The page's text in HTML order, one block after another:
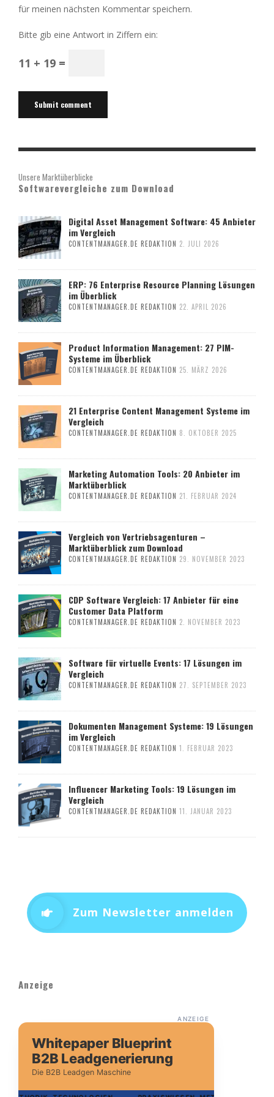
für meinen nächsten Kommentar speichern.
Bitte gib eine Antwort in Ziffern ein:
11 + 19 =
Unsere Marktüberblicke
Softwarevergleiche zum Download
Digital Asset Management Software: 45 Anbieter
im Vergleich
CONTENTMANAGER.DE REDAKTION 2. JULI 2026
ERP: 76 Enterprise Resource Planning Lösungen
im Überblick
CONTENTMANAGER.DE REDAKTION 22. APRIL 2026
Product Information Management: 27 PIM-
Systeme im Überblick
CONTENTMANAGER.DE REDAKTION 25. MÄRZ 2026
21 Enterprise Content Management Systeme im
Vergleich
CONTENTMANAGER.DE REDAKTION 8. OKTOBER 2025
Marketing Automation Tools: 20 Anbieter im
Marktüberblick
CONTENTMANAGER.DE REDAKTION 21. FEBRUAR 2024
Vergleich von Vertriebsagenturen –
Marktüberblick zum Download
CONTENTMANAGER.DE REDAKTION 29. NOVEMBER 2023
CDP Software Vergleich: 17 Anbieter für eine
Customer Data Platform
CONTENTMANAGER.DE REDAKTION 2. NOVEMBER 2023
Software für virtuelle Events: 17 Lösungen im
Vergleich
CONTENTMANAGER.DE REDAKTION 27. SEPTEMBER 2023
Dokumenten Management Systeme: 19 Lösungen
im Vergleich
CONTENTMANAGER.DE REDAKTION 1. FEBRUAR 2023
Influencer Marketing Tools: 19 Lösungen im
Vergleich
CONTENTMANAGER.DE REDAKTION 11. JANUAR 2023
Zum Newsletter anmelden
Anzeige